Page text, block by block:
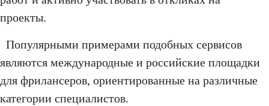
проекты.
Популярными примерами подобных сервисов
являются международные и российские площадки
для фрилансеров, ориентированные на различные
категории специалистов.